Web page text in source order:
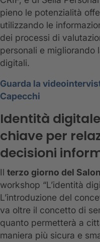
pieno le potenzialità
utilizzando le
dei processi di
personali e migliorando
digitali.
Guarda la
Capecchi
Identità
chiave per
decisioni
Il terzo giorno del
workshop “L’identità
L’introduzione del
va oltre il concetto di
quanto permetterà a
maniera più sicura e